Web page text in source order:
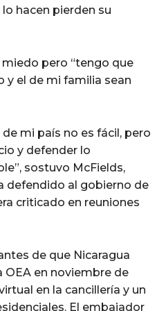
hacen pierden su
pero “tengo que
y el de mi familia sean
mi país no es fácil, pero
y defender lo
sostuvo McFields,
defendido al gobierno de
criticado en reuniones
de que Nicaragua
OEA en noviembre de
en la cancillería y un
El embajador